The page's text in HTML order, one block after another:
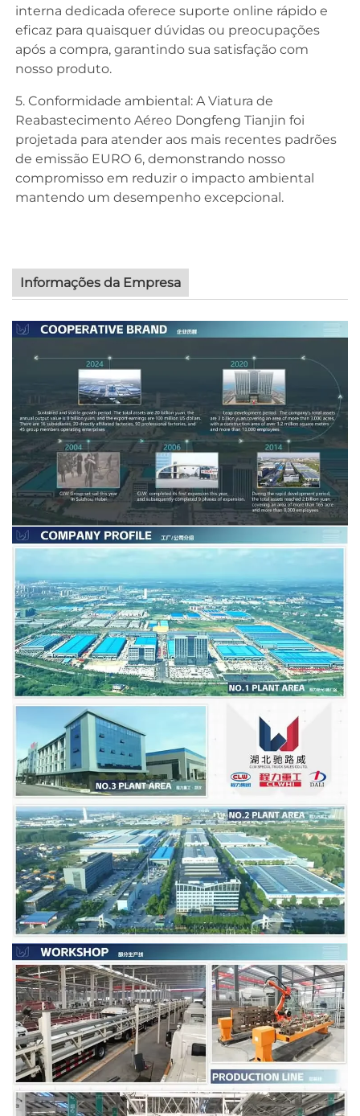
interna dedicada oferece suporte online rápido e
eficaz para quaisquer dúvidas ou preocupações
após a compra, garantindo sua satisfação com
nosso produto.
5. Conformidade ambiental: A Viatura de
Reabastecimento Aéreo Dongfeng Tianjin foi
projetada para atender aos mais recentes padrões
de emissão EURO 6, demonstrando nosso
compromisso em reduzir o impacto ambiental
mantendo um desempenho excepcional.
Informações da Empresa